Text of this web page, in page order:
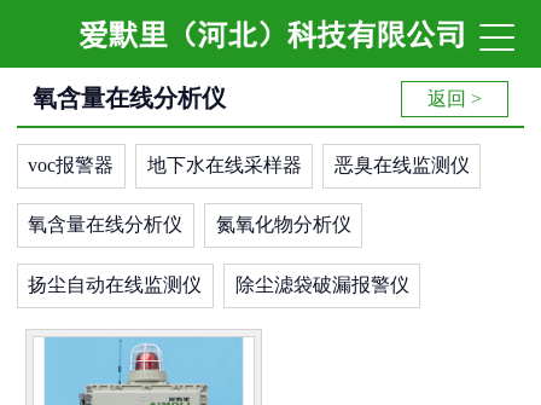

氧含量在线分析仪 返回 >
voc报警器 地下水在线采样器 恶臭在线监测仪
氧含量在线分析仪 氮氧化物分析仪
扬尘自动在线监测仪 除尘滤袋破漏报警仪